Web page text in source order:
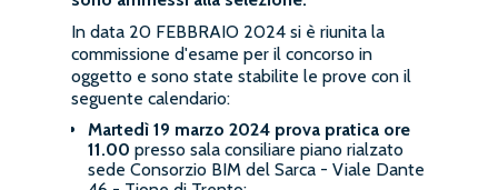
In data 20 FEBBRAIO 2024 si è riunita la
commissione d'esame per il concorso in
oggetto e sono state stabilite le prove con il
seguente calendario:
Martedì 19 marzo 2024 prova pratica ore
11.00 presso sala consiliare piano rialzato
sede Consorzio BIM del Sarca - Viale Dante